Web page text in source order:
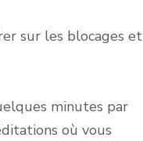
sur les blocages et
minutes par
où vous